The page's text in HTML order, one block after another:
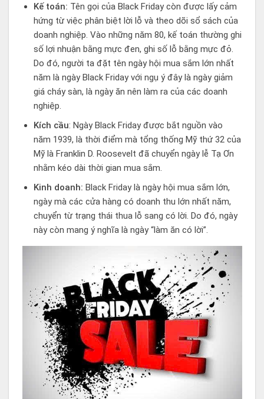
Kế toán: Tên gọi của Black Friday còn được lấy cảm
hứng từ việc phân biệt lời lỗ và theo dõi sổ sách của
doanh nghiệp. Vào những năm 80, kế toán thường ghi
số lợi nhuận bằng mực đen, ghi số lỗ bằng mực đỏ.
Do đó, người ta đặt tên ngày hội mua sắm lớn nhất
năm là ngày Black Friday với ngụ ý đây là ngày giảm
giá cháy sàn, là ngày ăn nên làm ra của các doanh
nghiệp.
Kích cầu: Ngày Black Friday được bắt nguồn vào
năm 1939, là thời điểm mà tổng thống Mỹ thứ 32 của
Mỹ là Franklin D. Roosevelt đã chuyển ngày lễ Tạ Ơn
nhằm kéo dài thời gian mua sắm.
Kinh doanh: Black Friday là ngày hội mua sắm lớn,
ngày mà các cửa hàng có doanh thu lớn nhất năm,
chuyển từ trạng thái thua lỗ sang có lời. Do đó, ngày
này còn mang ý nghĩa là ngày “làm ăn có lời”.